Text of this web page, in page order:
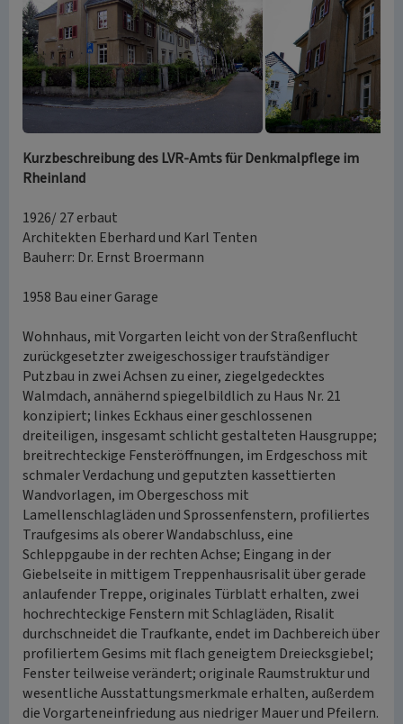
Kurzbeschreibung des LVR-Amts für Denkmalpflege im
Rheinland
1926/ 27 erbaut
Architekten Eberhard und Karl Tenten
Bauherr: Dr. Ernst Broermann
1958 Bau einer Garage
Wohnhaus, mit Vorgarten leicht von der Straßenflucht
zurückgesetzter zweigeschossiger traufständiger
Putzbau in zwei Achsen zu einer, ziegelgedecktes
Walmdach, annähernd spiegelbildlich zu Haus Nr. 21
konzipiert; linkes Eckhaus einer geschlossenen
dreiteiligen, insgesamt schlicht gestalteten Hausgruppe;
breitrechteckige Fensteröffnungen, im Erdgeschoss mit
schmaler Verdachung und geputzten kassettierten
Wandvorlagen, im Obergeschoss mit
Lamellenschlagläden und Sprossenfenstern, profiliertes
Traufgesims als oberer Wandabschluss, eine
Schleppgaube in der rechten Achse; Eingang in der
Giebelseite in mittigem Treppenhausrisalit über gerade
anlaufender Treppe, originales Türblatt erhalten, zwei
hochrechteckige Fenstern mit Schlagläden, Risalit
durchschneidet die Traufkante, endet im Dachbereich über
profiliertem Gesims mit flach geneigtem Dreiecksgiebel;
Fenster teilweise verändert; originale Raumstruktur und
wesentliche Ausstattungsmerkmale erhalten, außerdem
die Vorgarteneinfriedung aus niedriger Mauer und Pfeilern.